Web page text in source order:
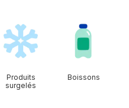
Produits
surgelés
Boissons